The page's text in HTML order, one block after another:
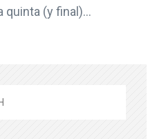
quinta (y final)...